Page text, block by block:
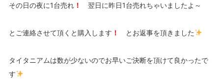
その日の夜に1台売れ！ 翌日に昨日1台売れちゃいましたよ～
とご連絡させて頂くと購入します ！ とお返事を頂きました
タイタニアムは数が少ないのでお早いご決断を頂けて良かったで
す